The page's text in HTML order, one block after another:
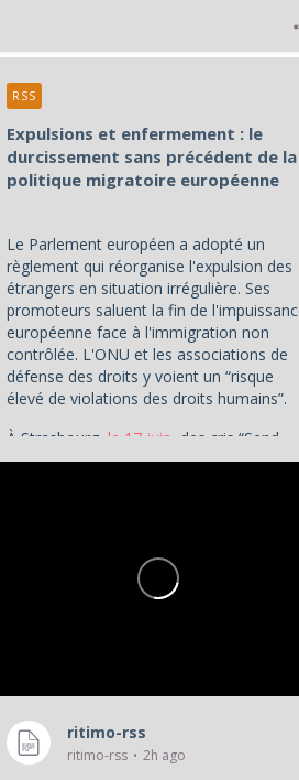
Expulsions et enfermement : le
durcissement sans précédent de la
politique migratoire européenne
Le Parlement européen a adopté un
règlement qui réorganise l'expulsion des
étrangers en situation irrégulière. Ses
promoteurs saluent la fin de
européenne face à l'immigration non
contrôlée. L'ONU et les associations de
défense des droits y voient un “risque
élevé de violations des droits humains”.
À Strasbourg, le 17 juin , des cris “Send...
ritimo-rss
ritimo-rss 2h ago
RSS